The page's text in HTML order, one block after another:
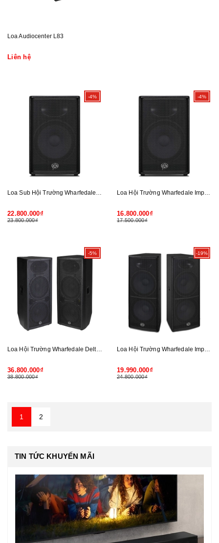
Loa Audiocenter L83
Liên hệ
-4%
22.800.000₫
23.800.000₫
-4%
16.800.000₫
17.500.000₫
-5%
Loa Hội Trường Wharfedale Delta 215
36.800.000₫
38.800.000₫
-19%
19.990.000₫
24.800.000₫
1 2
TIN TỨC KHUYẾN MÃI